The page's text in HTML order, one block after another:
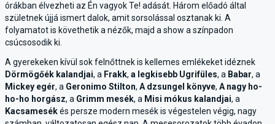
órákban élvezheti az Én vagyok Te! adását. Három előadó által
születnek újjá ismert dalok, amit sorsolással osztanak ki. A
folyamatot is követhetik a nézők, majd a show a színpadon
csúcsosodik ki.
A gyerekeken kívül sok felnőttnek is kellemes emlékeket idéznek
Dörmögőék kalandjai, a Frakk, a legkisebb Ugrifüles, a Babar, a
Mickey egér, a Geronimo Stilton, A dzsungel könyve, A nagy ho-
ho-ho horgász, a Grimm mesék, a Misi mókus kalandjai, a
Kacsamesékés persze modern mesék is végestelen végig, nagy